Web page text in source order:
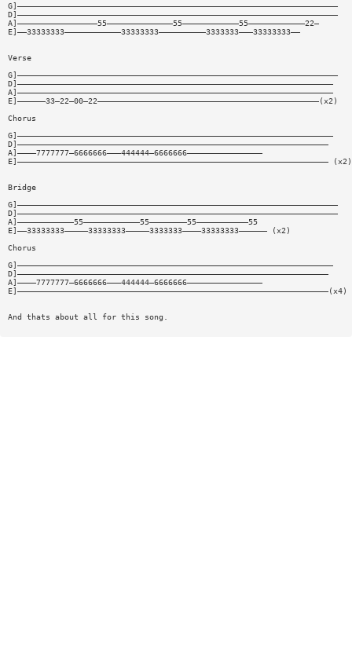
G]————————————————————————————————————————————————————————————————————
D]————————————————————————————————————————————————————————————————————
A]—————————————————55——————————————55————————————55————————————22—
E]——33333333————————————33333333——————————3333333———33333333——
Verse
G]————————————————————————————————————————————————————————————————————
D]———————————————————————————————————————————————————————————————————
A]———————————————————————————————————————————————————————————————————
E]——————33—22—00—22———————————————————————————————————————————————(x2)
Chorus
G]———————————————————————————————————————————————————————————————————
D]——————————————————————————————————————————————————————————————————
A]————7777777—6666666———444444—6666666————————————————
E]—————————————————————————————————————————————————————————————————— (x2)
Bridge
G]————————————————————————————————————————————————————————————————————
D]————————————————————————————————————————————————————————————————————
A]————————————55————————————55————————55———————————55
E]——33333333—————33333333—————3333333————33333333—————— (x2)
Chorus
G]———————————————————————————————————————————————————————————————————
D]——————————————————————————————————————————————————————————————————
A]————7777777—6666666———444444—6666666————————————————
E]——————————————————————————————————————————————————————————————————(x4)
And thats about all for this song.